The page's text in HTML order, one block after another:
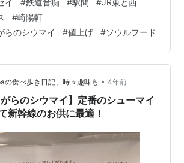
近さがことさらに分るような気がする
ば品川から東京駅に向かう新幹線なん
で「次は東京～」って車内アナウンス
一個前の有楽町じゃなくて･･二個前の
～」かよ！って^^;笑 と、まあ･･この辺
イ #鉄道音痴 #駅間 #JR東と西
#崎陽軒
のシウマイ #値上げ #ソウルフード
の食べ歩き日記、時々趣味も • 4年前
がらのシウマイ】定番のシューマイ
新幹線のお供に最適！